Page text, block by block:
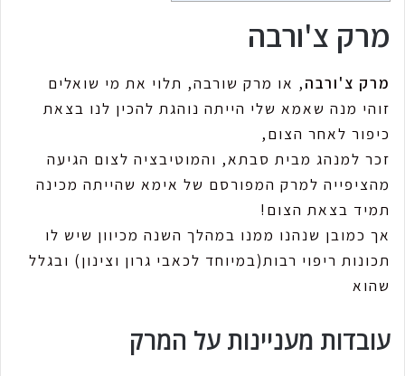
מרק צ'ורבה
מרק צ'ורבה, או מרק שורבה, תלוי את מי שואלים
זוהי מנה שאמא שלי הייתה נוהגת להכין לנו בצאת
כיפור לאחר הצום,
זכר למנהג מבית סבתא, והמוטיבציה לצום הגיעה
מהציפייה למרק המפורסם של אימא שהייתה מכינה
תמיד בצאת הצום!
אך כמובן שנהנו ממנו במהלך השנה מכיוון שיש לו
תכונות ריפוי רבות(במיוחד לכאבי גרון וצינון) ובגלל
שהוא
עובדות מעניינות על המרק